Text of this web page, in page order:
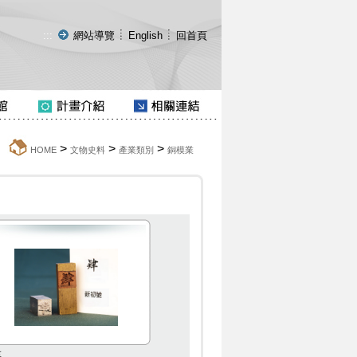
::: 網站導覽 English 回首頁
HOME> 文物史料> 產業類別 > 銅模業